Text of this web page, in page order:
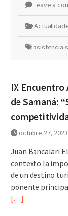
Leave a
asistencia
IX
de Samaná:
octubre 27, 2023
Juan Bancalari
contexto la
de un destino
ponente
[…]